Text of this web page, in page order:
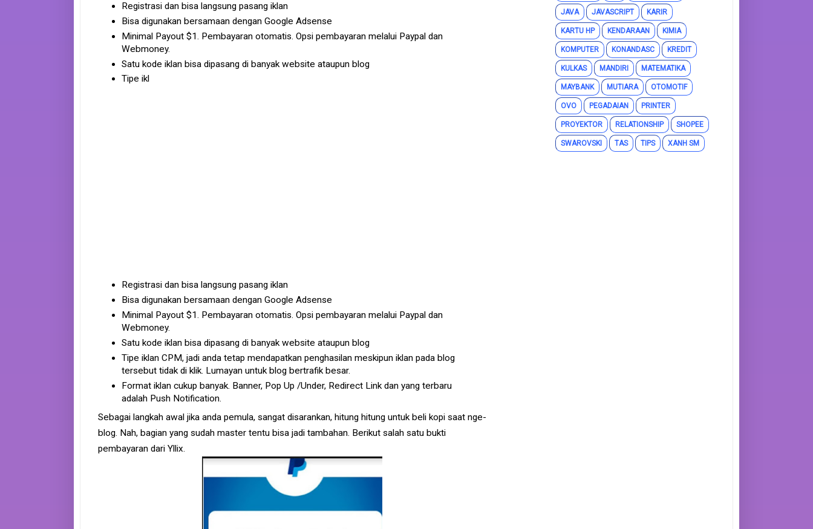
Registrasi dan bisa langsung pasang iklan
Bisa digunakan bersamaan dengan Google Adsense
Minimal Payout $1. Pembayaran otomatis. Opsi pembayaran melalui Paypal dan
Webmoney.
Satu kode iklan bisa dipasang di banyak website ataupun blog
Tipe ikl
Registrasi dan bisa langsung pasang iklan
Bisa digunakan bersamaan dengan Google Adsense
Minimal Payout $1. Pembayaran otomatis. Opsi pembayaran melalui Paypal dan
Webmoney.
Satu kode iklan bisa dipasang di banyak website ataupun blog
Tipe iklan CPM, jadi anda tetap mendapatkan penghasilan meskipun iklan pada blog
tersebut tidak di klik. Lumayan untuk blog bertrafik besar.
Format iklan cukup banyak. Banner, Pop Up /Under, Redirect Link dan yang terbaru
adalah Push Notification.
Sebagai langkah awal jika anda pemula, sangat disarankan, hitung hitung untuk beli kopi saat nge-
blog. Nah, bagian yang sudah master tentu bisa jadi tambahan. Berikut salah satu bukti
pembayaran dari Yllix.
JAVA JAVASCRIPT KARIR
KARTU HP KENDARAAN KIMIA
KOMPUTER KONANDASC KREDIT
KULKAS MANDIRI MATEMATIKA
MAYBANK MUTIARA OTOMOTIF
OVO PEGADAIAN PRINTER
PROYEKTOR RELATIONSHIP SHOPEE
SWAROVSKI TAS TIPS XANH SM